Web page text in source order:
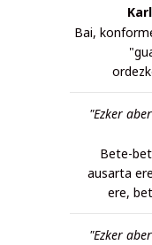
Bai,
"Ezker
Bete-
ausarta
ere,
"Ezker